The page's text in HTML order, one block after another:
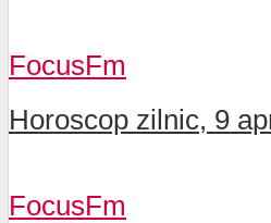
FocusFm
Horoscop zilnic, 9
FocusFm